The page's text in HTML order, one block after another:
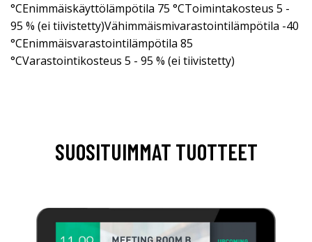
°CEnimmäiskäyttölämpötila 75 °CToimintakosteus 5 -
95 % (ei tiivistetty)Vähimmäismivarastointilämpötila -40
°CEnimmäisvarastointilämpötila 85
°CVarastointikosteus 5 - 95 % (ei tiivistetty)
SUOSITUIMMAT TUOTTEET